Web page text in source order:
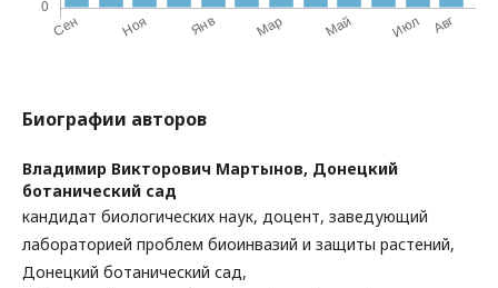
Биографии авторов
Владимир Викторович Мартынов, Донецкий
ботанический сад
кандидат биологических наук, доцент, заведующий
лабораторией проблем биоинвазий и защиты растений,
Донецкий ботанический сад,